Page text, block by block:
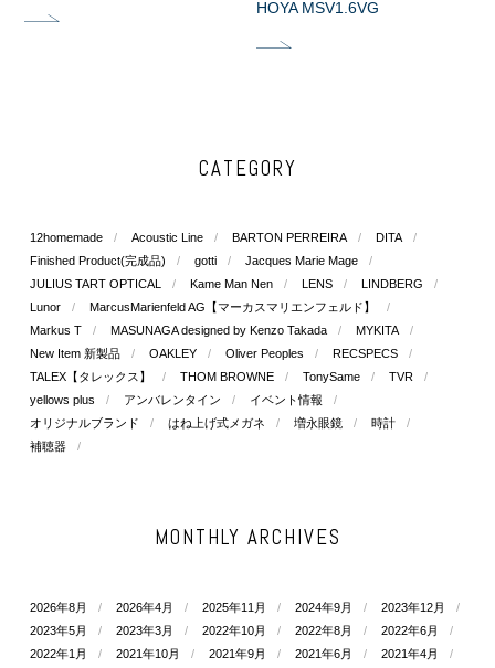
HOYA MSV1.6VG
CATEGORY
12homemade Acoustic Line BARTON PERREIRA
DITA
Finished Product(完成品)
gotti
Jacques Marie Mage
JULIUS TART OPTICAL
Kame Man Nen LENS
LINDBERG
Lunor
MarcusMarienfeld AG【マーカスマリエンフェルド】
Markus T
MASUNAGA designed by Kenzo Takada
MYKITA
New Item 新製品
OAKLEY Oliver Peoples
RECSPECS
TALEX【タレックス】
THOM BROWNE TonySame
TVR
yellows plus
アンバレンタイン
イベント情報
オリジナルブランド
はね上げ式メガネ 増永眼鏡
時計
補聴器
MONTHLY ARCHIVES
2026年8月 2026年4月 2025年11月 2024年9月
2023年12月
2023年5月
2023年3月 2022年10月 2022年8月
2022年6月
2022年1月
2021年10月 2021年9月 2021年6月
2021年4月